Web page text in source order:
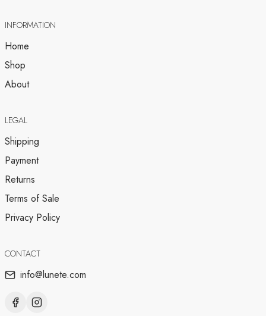
INFORMATION
Home
Shop
About
LEGAL
Shipping
Payment
Returns
Terms of Sale
Privacy Policy
CONTACT
info@lunete.com